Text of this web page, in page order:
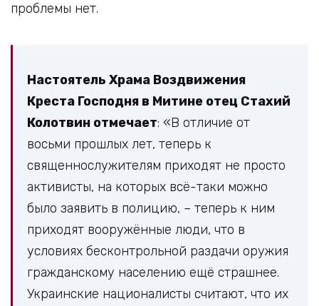
проблемы нет.
Настоятель Храма Воздвижения
Креста Господня в Митине отец Стахий
Колотвин отмечает: «В отличие от
восьми прошлых лет, теперь к
священнослужителям приходят не просто
активисты, на которых всё-таки можно
было заявить в полицию, – теперь к ним
приходят вооружённые люди, что в
условиях бесконтрольной раздачи оружия
гражданскому населению ещё страшнее.
Украинские националисты считают, что их